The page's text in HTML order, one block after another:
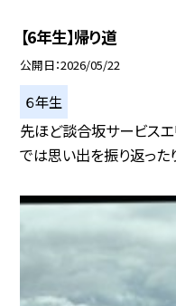
【6年生】帰り道
公開日 2026/05/22
６年生
先ほど談合坂サービスエ
では思い出を振り返った